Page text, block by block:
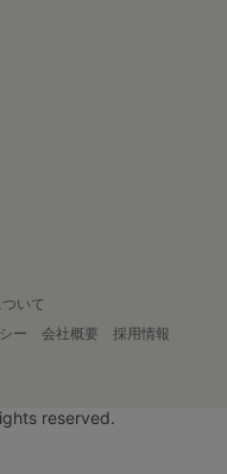
いて
ー 会社概要
採用情報
reserved.